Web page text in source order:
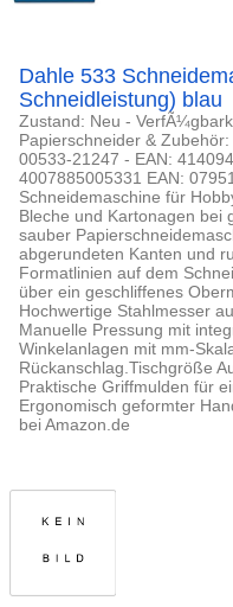
Dahle 533
Schneidleistung) blau
Zustand: Neu -
Papierschneider &
00533-21247 - EAN:
4007885005331 EAN:
Schneidemaschine für
Bleche und Kartonagen bei
sauber
abgerundeten Kanten und
Formatlinien auf dem
über ein geschliffenes
Hochwertige Stahlmesser
Manuelle Pressung mit
Winkelanlagen mit mm-
Rückanschlag.Tischgröße
Praktische Griffmulden für
Ergonomisch geformter
bei Amazon.de